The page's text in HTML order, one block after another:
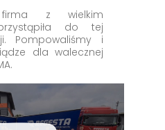
z wielkim
do tej
Pompowaliśmy i
dla walecznej